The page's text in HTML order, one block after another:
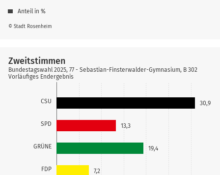
© Stadt Rosenheim
Anteil in %
CSU
SPD
GRÜNE
FDP
30,9
13,3
19,4
7,2
Zweitstimmen
Bundestagswahl 2025, 77 - Sebastian-Finsterwalder-Gymnasium, B 302
Vorläufiges Endergebnis